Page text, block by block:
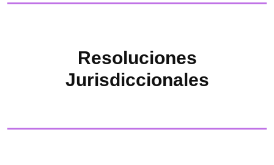
Resoluciones
Jurisdiccionales